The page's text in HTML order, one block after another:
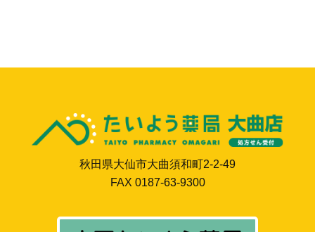
秋田県大仙市大曲須和町2-2-49
FAX 0187-63-9300